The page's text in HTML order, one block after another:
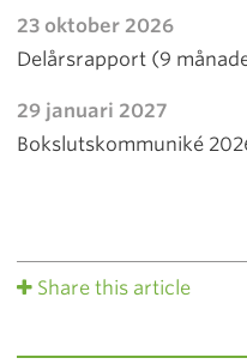
23 oktober 2026
Delårsrapport (9
29 januari 2027
Bokslutskommuniké
Share this article